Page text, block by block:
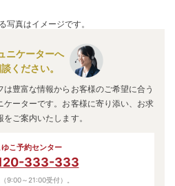
写真はイメージです。
ニケーターへ
ください。
豊富な情報からお客様のご希望に合う
ーターです。お客様に寄り添い、お求
ご案内いたします。
こ予約センター
333-333
9:00～21:00受付）。